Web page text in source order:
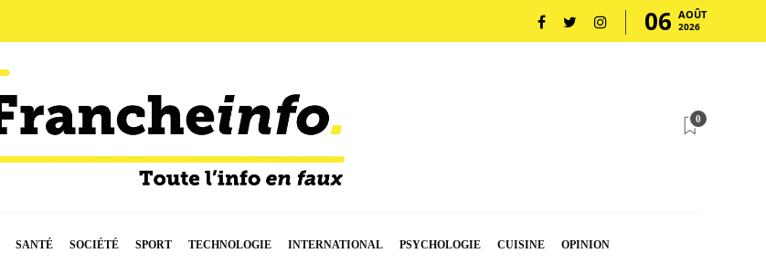
06 AOÛT
2026
0
SANTÉ SOCIÉTÉ SPORT TECHNOLOGIE INTERNATIONAL PSYCHOLOGIE CUISINE OPINION